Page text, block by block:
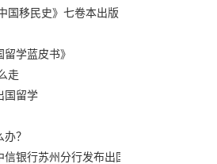
国移民史》七卷本出版
学蓝皮书》
走
国留学
？
银行苏州分行发布出国